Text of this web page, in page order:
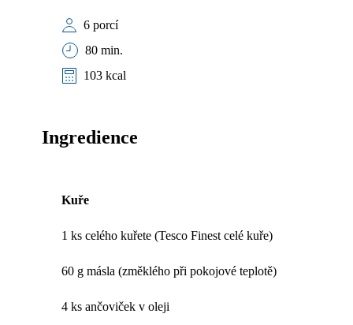
6 porcí
80 min.
103 kcal
Ingredience
Kuře
1 ks celého kuřete (Tesco Finest celé kuře)
60 g másla (změklého při pokojové teplotě)
4 ks ančoviček v oleji